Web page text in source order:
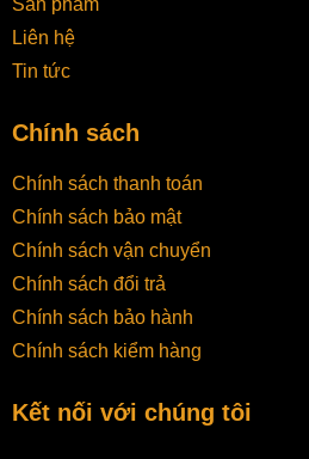
Sản phẩm
Liên hệ
Tin tức
Chính sách
Chính sách thanh toán
Chính sách bảo mật
Chính sách vận chuyển
Chính sách đổi trả
Chính sách bảo hành
Chính sách kiểm hàng
Kết nối với chúng tôi